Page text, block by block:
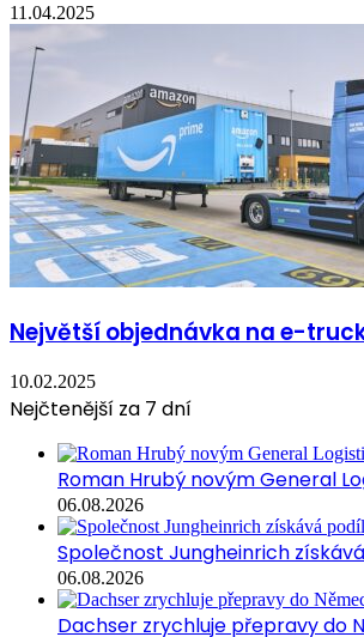
11.04.2025
Největší objednávka na e-
10.02.2025
Nejčtenější za 7 dní
Roman Hrubý novým General
06.08.2026
Společnost Jungheinrich
06.08.2026
Dachser zrychluje přepravy do